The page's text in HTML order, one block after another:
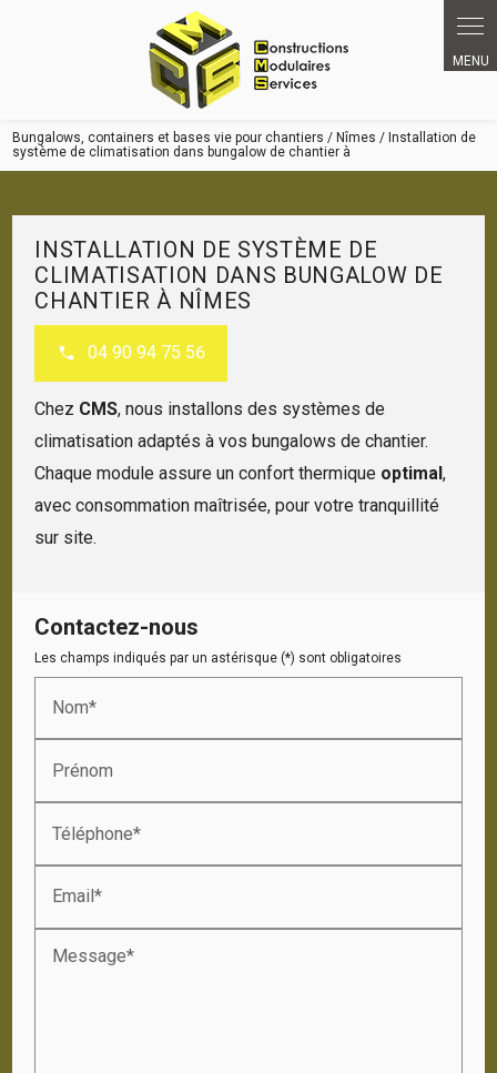
Bungalows, containers et bases vie pour chantiers / Nîmes / Installation de
système de climatisation dans bungalow de chantier à
INSTALLATION DE SYSTÈME DE
CLIMATISATION DANS BUNGALOW DE
CHANTIER À NÎMES
04 90 94 75 56
Chez CMS, nous installons des systèmes de
climatisation adaptés à vos bungalows de chantier.
Chaque module assure un confort thermique optimal,
avec consommation maîtrisée, pour votre tranquillité
sur site.
Contactez-nous
Les champs indiqués par un astérisque (*) sont obligatoires
Nom*
Prénom
Téléphone*
Email*
Message*